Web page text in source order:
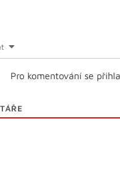
Pro komentování se